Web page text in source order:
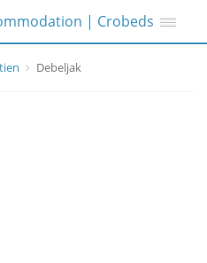
Debeljak